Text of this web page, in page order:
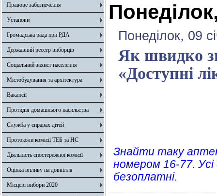
Правове забезпечення
Установи
Громадська рада при РДА
Державний реєстр виборців
Соціальний захист населення
Містобудування та архітектура
Вакансії
Протидія домашнього насильства
Служба у справах дітей
Протоколи комісії ТЕБ та НС
Діяльність спостережної комісії
Оцінка впливу на довкілля
Місцеві вибори 2020
Понеділок, 09
Як швидко
«Доступні
Знайти таку
номером 16-77. Усі
безоплатні.